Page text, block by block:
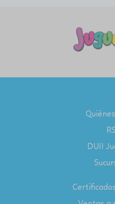
DUII